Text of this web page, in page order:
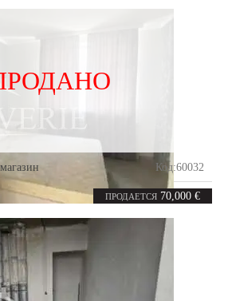
ПРОДАЕТСЯ 70,000 €
Код:60032
0комнат 102m²